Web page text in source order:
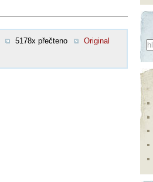
5178x přečteno
Original